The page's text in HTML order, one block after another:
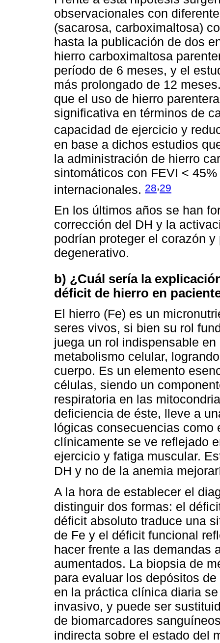
observacionales con
(sacarosa, carboximaltosa)
hasta la publicación de dos
hierro carboximaltosa
período de 6 meses, y el
más prolongado de 12
que el uso de hierro
significativa en términos de
capacidad de ejercicio y
en base a dichos estudios
la administración de hierro
sintomáticos con FEVI <
internacionales. 28,29
En los últimos años se han
corrección del DH y la
podrían proteger el corazón
degenerativo.
b) ¿Cuál sería la
déficit de hierro en
El hierro (Fe) es un
seres vivos, si bien su rol
juega un rol indispensable
metabolismo celular,
cuerpo. Es un elemento
células, siendo un
respiratoria en las
deficiencia de éste, lleve a
lógicas consecuencias como
clínicamente se ve reflejado
ejercicio y fatiga muscular.
DH y no de la anemia
A la hora de establecer el
distinguir dos formas: el
déficit absoluto traduce una
de Fe y el déficit funcional
hacer frente a las demandas
aumentados. La biopsia de
para evaluar los depósitos
en la práctica clínica diaria
invasivo, y puede ser
de biomarcadores
indirecta sobre el estado del